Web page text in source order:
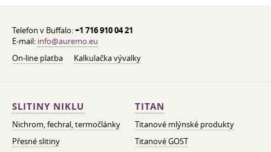
Telefon v Buffalo:+1 716 910 04 21
E-mail: info@auremo.eu
On-line platba
Kalkulačka vývalky
SLITINY NIKLU
Nichrom, fechral, termočlánky
Přesné slitiny
TITAN
Titanové mlýnské produkty
Titanové GOST